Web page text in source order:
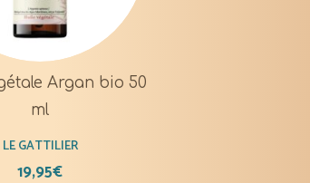
Argan bio 50
ml
LE GATTILIER
19,95€